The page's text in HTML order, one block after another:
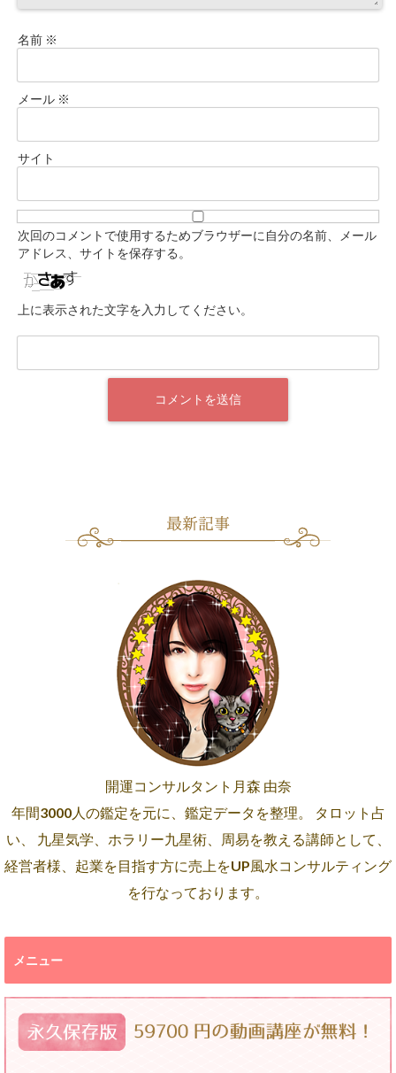
名前 ※
メール ※
サイト
次回のコメントで使用するためブラウザーに自分の名前、メール
アドレス、サイトを保存する。
上に表示された文字を入力してください。
開運コンサルタント月森 由奈
年間3000人の鑑定を元に、鑑定データを整理。 タロット占
い、 九星気学、ホラリー九星術、周易を教える講師として、
経営者様、起業を目指す方に売上をUP風水コンサルティング
を行なっております。
メニュー